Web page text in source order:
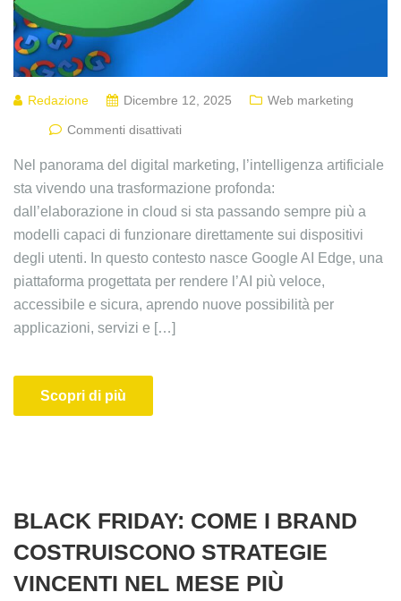
Redazione Dicembre 12, 2025 Web marketing
Commenti disattivati
Nel panorama del digital marketing, l’intelligenza artificiale
sta vivendo una trasformazione profonda:
dall’elaborazione in cloud si sta passando sempre più a
modelli capaci di funzionare direttamente sui dispositivi
degli utenti. In questo contesto nasce Google AI Edge, una
piattaforma progettata per rendere l’AI più veloce,
accessibile e sicura, aprendo nuove possibilità per
applicazioni, servizi e […]
Scopri di più
BLACK FRIDAY: COME I BRAND
COSTRUISCONO STRATEGIE
VINCENTI NEL MESE PIÙ